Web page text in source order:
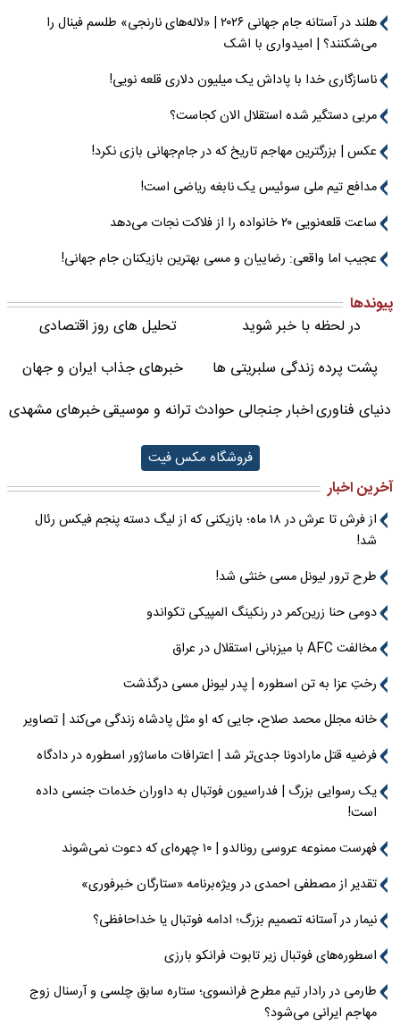
هلند در آستانه جام جهانی ۲۰۲۶ | «لاله‌های نارنجی» طلسم فینال را
می‌شکنند؟ | امیدواری با اشک
ناسازگاری خدا با پاداش یک میلیون دلاری قلعه نویی!
مربی دستگیر شده استقلال الان کجاست؟
عکس | بزرگترین مهاجم تاریخ که در جام‌جهانی بازی نکرد!
مدافع تیم ملی سوئیس یک نابغه ریاضی است!
ساعت قلعه‌نویی ۲۰ خانواده را از فلاکت نجات می‌دهد
عجیب اما واقعی: رضاییان و مسی بهترین بازیکنان جام جهانی!
پیوندها
در لحظه با خبر شوید
تحلیل های روز اقتصادی
پشت پرده زندگی سلبریتی ها
خبرهای جذاب ایران و جهان
دنیای فناوریاخبار جنجالی حوادثترانه و موسیقیخبرهای مشهدی
فروشگاه مکس فیت
آخرین اخبار
از فرش تا عرش در ۱۸ ماه؛ بازیکنی که از لیگ دسته پنجم فیکس رئال
شد!
طرح ترور لیونل مسی خنثی شد!
دومی حنا زرین‌کمر در رنکینگ المپیکی تکواندو
مخالفت AFC با میزبانی استقلال در عراق
رختِ عزا به تن اسطوره | پدر لیونل مسی درگذشت
خانه مجلل محمد صلاح، جایی که او مثل پادشاه زندگی می‌کند | تصاویر
فرضیه قتل مارادونا جدی‌تر شد | اعترافات ماساژور اسطوره در دادگاه
یک رسوایی بزرگ | فدراسیون فوتبال به داوران خدمات جنسی داده
است!
فهرست ممنوعه عروسی رونالدو | ۱۰ چهره‌ای که دعوت نمی‌شوند
تقدیر از مصطفی احمدی در ویژه‌برنامه «ستارگان خبرفوری»
نیمار در آستانه تصمیم بزرگ؛ ادامه فوتبال یا خداحافظی؟
اسطوره‌های فوتبال زیر تابوت فرانکو بارزی
طارمی در رادار تیم مطرح فرانسوی؛ ستاره سابق چلسی و آرسنال زوج
مهاجم ایرانی می‌شود؟